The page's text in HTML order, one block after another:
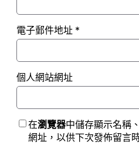
電子郵件地址 *
個人網站網址
在瀏覽器中儲存顯示名稱
網址，以供下次發佈留言